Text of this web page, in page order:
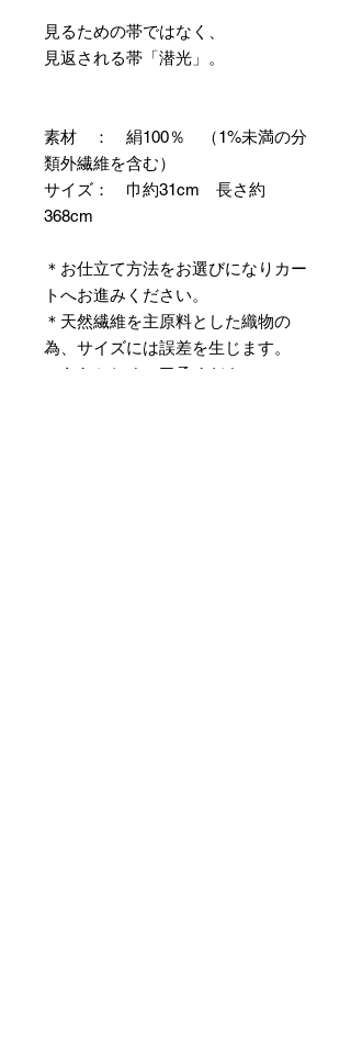
見るための帯ではなく、
見返される帯「潜光」。
素材 ： 絹100％ （1%未満の分
類外繊維を含む）
サイズ： 巾約31cm 長さ約
368cm
＊お仕立て方法をお選びになりカー
トへお進みください。
＊天然繊維を主原料とした織物の
為、サイズには誤差を生じます。
あらかじめご了承ください。